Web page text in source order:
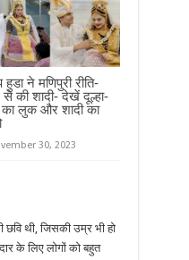
हुडा ने मणिपुरी रीति-
से की शादी- देखें दूल्हा-
लुक और शादी का
30, 2023
थी, जिसकी उम्र भी हो
के लिए लोगों को बहुत